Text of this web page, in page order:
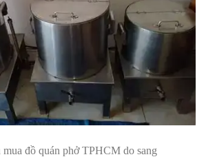
đồ quán phở TPHCM do sang